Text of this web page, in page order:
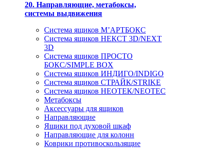
20. Направляющие, метабоксы,
системы выдвижения
Система ящиков М’АРТБОКС
Система ящиков НЕКСТ 3D/NEXT
3D
Система ящиков ПРОСТО
БОКС/SIMPLE BOX
Система ящиков ИНДИГО/INDIGO
Система ящиков СТРАЙК/STRIKE
Система ящиков НЕОТЕК/NEOTEC
Метабоксы
Аксессуары для ящиков
Направляющие
Ящики под духовой шкаф
Направляющие для колонн
Коврики противоскользящие